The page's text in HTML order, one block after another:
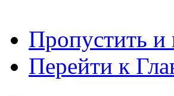
Пропустить и
Перейти к